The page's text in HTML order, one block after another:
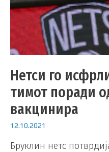
Нетси го
тимот поради
вакцинира
12.10.2021
Бруклин нетс